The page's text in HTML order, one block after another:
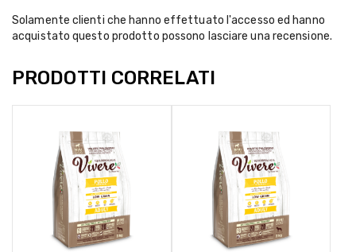
Solamente clienti che hanno effettuato l'accesso ed hanno
acquistato questo prodotto possono lasciare una recensione.
PRODOTTI CORRELATI